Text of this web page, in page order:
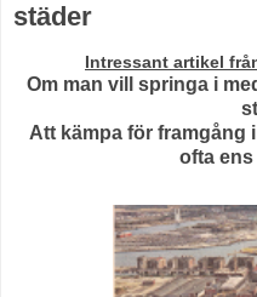
städer
Intressant artikel
Om man vill springa i
Att kämpa för framgång
ofta